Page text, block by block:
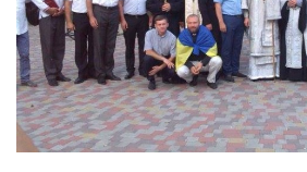
Оголошення
Трансляції